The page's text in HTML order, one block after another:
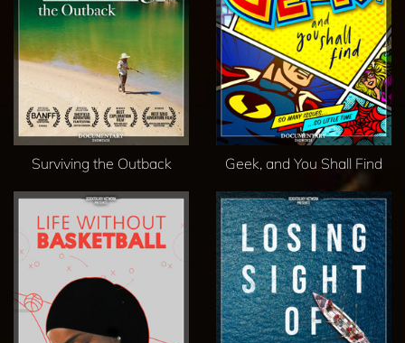
Surviving the Outback Geek, and You Shall Find